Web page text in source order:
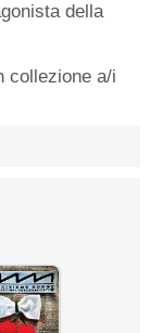
della
collezione a/i